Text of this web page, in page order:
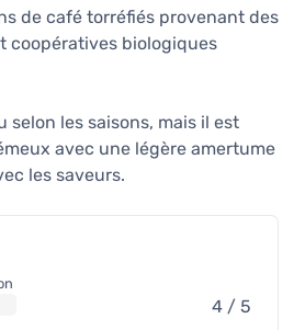
de café torréfiés provenant des
coopératives biologiques
selon les saisons, mais il est
avec une légère amertume
les saveurs.
4 / 5